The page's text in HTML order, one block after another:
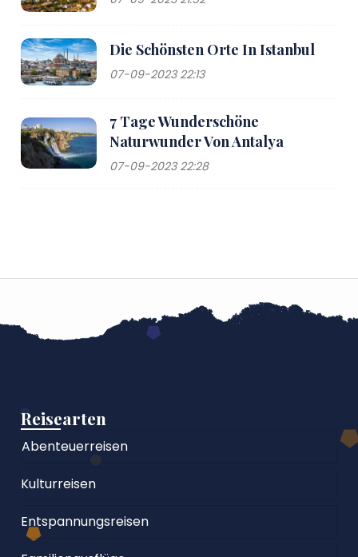
Die Schönsten Orte In Istanbul
07-09-2023 22:13
7 Tage Wunderschöne
Naturwunder Von Antalya
07-09-2023 22:28
Reisearten
Abenteuerreisen
Kulturreisen
Entspannungsreisen